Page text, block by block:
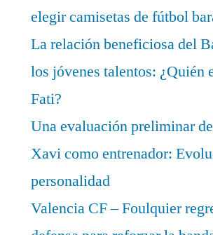
elegir camisetas de fútbol
La relación beneficiosa del
los jóvenes talentos: ¿Quién
Fati?
Una evaluación preliminar
Xavi como entrenador:
personalidad
Valencia CF – Foulquier